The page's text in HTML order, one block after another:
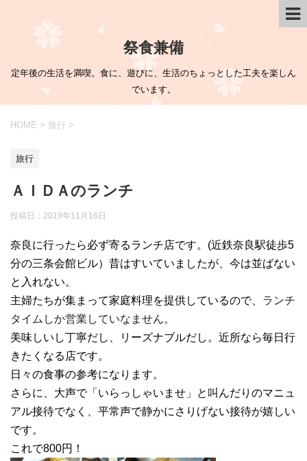
祭食兼備
定年後の生活を満喫。食に、遊びに、生活のちょっとした工夫を楽しん
でいます。
HOME > 旅行 >
旅行
ＡＩＤＡのランチ
投稿日： 2019年11月16日
奈良に行ったら必ず寄るランチ店です。(近鉄奈良駅徒歩5
分の三条会館ビル）昔はすいていましたが、今は並ばない
と入れない。
主婦たちが集まって家庭料理を提供しているので、 ランチ
タイムしか営業していなません。
美味しいし丁寧だし、リーズナブルだし。近所なら毎日行
きたくなる店です。
日々の食事の参考になります。
さらに、大声で「いらっしゃいませ」と叫んだりのマニュ
アル接待でなく、平常声で静かにさりげない接待が嬉しい
です。
これで800円！